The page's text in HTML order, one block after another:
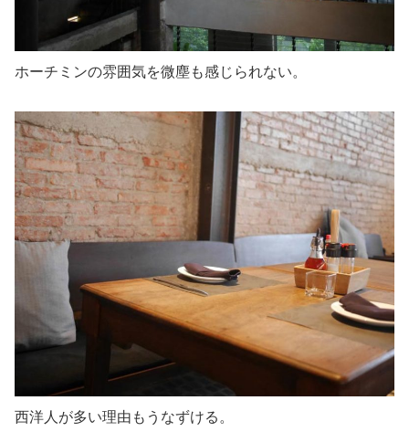
ホーチミンの雰囲気を微塵も感じられない。
西洋人が多い理由もうなずける。